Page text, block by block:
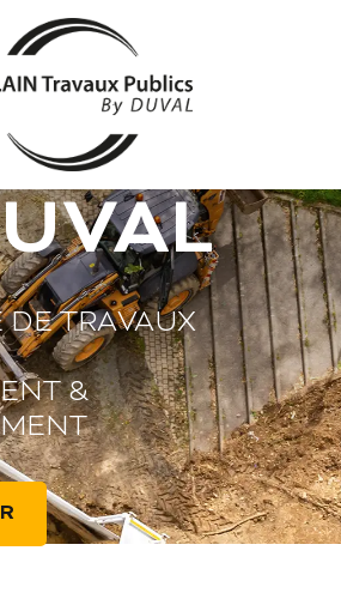
TP
DE TRAVAUX
&